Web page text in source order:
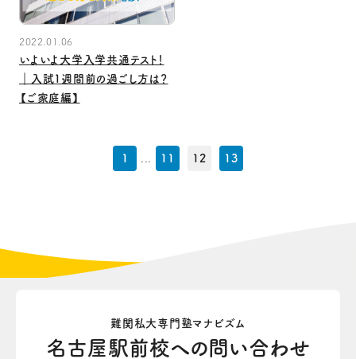
2022.01.06
いよいよ大学入学共通テスト！
｜入試1週間前の過ごし方は？
【ご家庭編】
1 ... 11 12 13
難関私大専門塾マナビズム
名古屋駅前校への問い合わせ